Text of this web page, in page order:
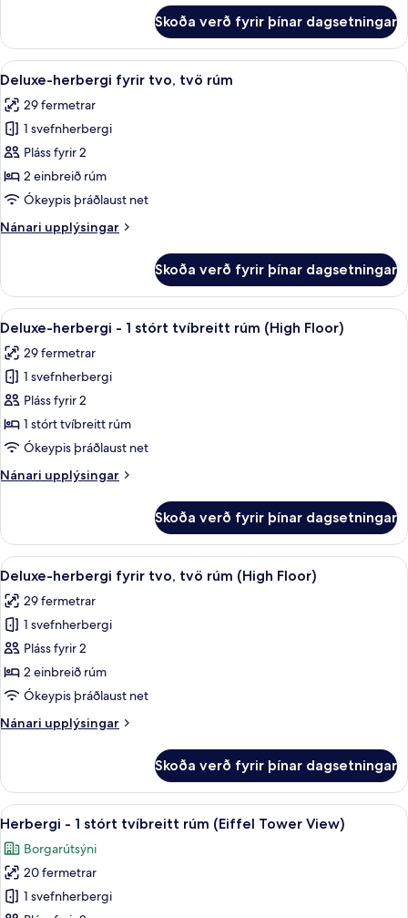
herbergi
Skoða verð fyrir þínar dagsetningar
Skoða
allar
myndir
fyrir
Deluxe-
herbergi
fyrir
tvö
Skrifborð, vinnuaðstaða fyrir
10
Deluxe-herbergi fyrir tvo, tvö rúm
29 fermetrar
1 svefnherbergi
Pláss fyrir 2
2 einbreið rúm
Ókeypis þráðlaust net
Nánari upplýsingar
Nánari
herbergi
fyrir
tvo,
rúm
Skoða verð fyrir þínar dagsetningar
Skoða
allar
myndir
fyrir
Deluxe-
herbergi
-
stórt
(High
Floor)
Skrifborð, vinnuaðstaða fyrir
14
Deluxe-herbergi - 1 stórt tvíbreitt rúm (High Floor)
29 fermetrar
1 svefnherbergi
Pláss fyrir 2
1 stórt tvíbreitt rúm
Ókeypis þráðlaust net
Nánari upplýsingar
Nánari
herbergi
1
tvíbreitt
rúm
(High
Floor)
Skoða verð fyrir þínar dagsetningar
Skoða
allar
myndir
fyrir
Deluxe-
herbergi
fyrir
tvö
Floor)
Skrifborð, vinnuaðstaða fyrir
12
Deluxe-herbergi fyrir tvo, tvö rúm (High Floor)
29 fermetrar
1 svefnherbergi
Pláss fyrir 2
2 einbreið rúm
Ókeypis þráðlaust net
Nánari upplýsingar
Nánari
herbergi
fyrir
tvo,
rúm
(High
Floor)
Skoða verð fyrir þínar dagsetningar
Skoða
allar
myndir
fyrir
Herbergi
Skrifborð, vinnuaðstaða fyrir
8
Herbergi - 1 stórt tvíbreitt rúm (Eiffel Tower View)
Borgarútsýni
20 fermetrar
1 svefnherbergi